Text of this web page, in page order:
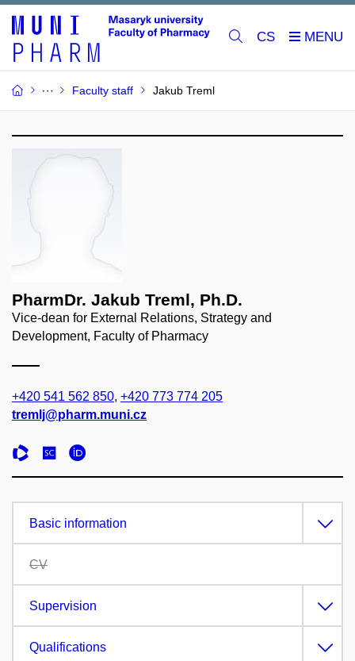
CS
Faculty staff Jakub Treml
PharmDr. Jakub Treml, Ph.D.
Vice-dean for External Relations, Strategy and
Development, Faculty of Pharmacy
+420 541 562 850, +420 773 774 205
tremlj@pharm.muni.cz
Basic information
CV
Supervision
Qualifications